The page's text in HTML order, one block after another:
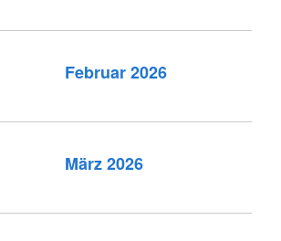
Februar 2026
März 2026